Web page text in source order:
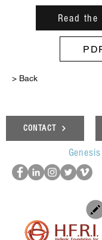
Read
> Back
CONTACT